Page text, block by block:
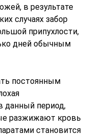
в результате
случаях забор
припухлости,
дней обычным
постоянным
данный период,
разжижают кровь
становится